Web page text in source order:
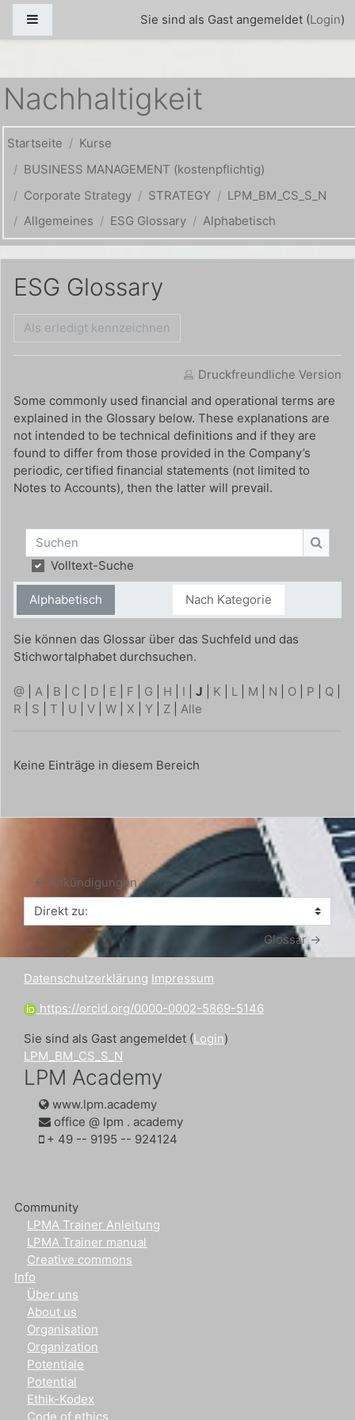
Zum Hauptinhalt
Website-ÜbersichtSie sind als Gast angemeldet (Login)
Nachhaltigkeit
Startseite
Kurse
BUSINESS MANAGEMENT (kostenpflichtig)
Corporate Strategy
STRATEGY
LPM_BM_CS_S_N
Allgemeines
ESG Glossary Alphabetisch
ESG Glossary
Als erledigt kennzeichnen
Druckfreundliche Version
Some commonly used financial and operational terms are
explained in the Glossary below. These explanations are
not intended to be technical definitions and if they are
found to differ from those provided in the Company’s
periodic, certified financial statements (not limited to
Notes to Accounts), then the latter will prevail.
Suchen
Volltext-Suche
Alphabetisch Nach Kategorie
Sie können das Glossar über das Suchfeld und das
Stichwortalphabet durchsuchen.
@ A B C D E F G H I J K L M N O P Q
R
S T U V W X Y Z Alle
Keine Einträge in diesem Bereich
← Ankündigungen
Direkt zu:
Glossar →
Datenschutzerklärung Impressum
https://orcid.org/0000-0002-5869-5146
Sie sind als Gast angemeldet (Login)
LPM_BM_CS_S_N
LPM Academy
www.lpm.academy
office @ lpm . academy
‭+ 49 -- 9195 -- 924124‬
Community
LPMA Trainer Anleitung
LPMA Trainer manual
Creative commons
Info
Über uns
About us
Organisation
Organization
Potentiale
Potential
Ethik-Kodex
Code of ethics